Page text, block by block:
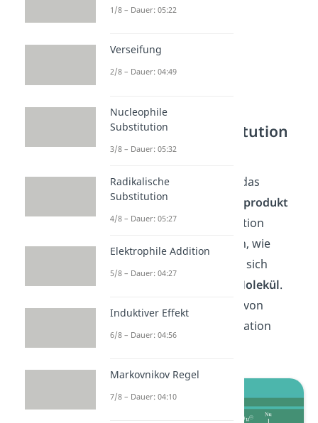
Nucleophile Substitution
Sn1 Stereochemie
Außerdem solltest du dir das
Carbokation im Zwischenprodukt
der nucleophilen Substitution
genauer anschauen. Denn, wie
bereits gesagt, handelt es sich
planares Molekül.
Das Nukleophil kann also von
das Carbokation
1/8 – Dauer: 05:22
Verseifung
2/8 – Dauer: 04:49
Nucleophile
Substitution
3/8 – Dauer: 05:32
Radikalische
Substitution
4/8 – Dauer: 05:27
Elektrophile Addition
5/8 – Dauer: 04:27
Induktiver Effekt
6/8 – Dauer: 04:56
Markovnikov Regel
7/8 – Dauer: 04:10